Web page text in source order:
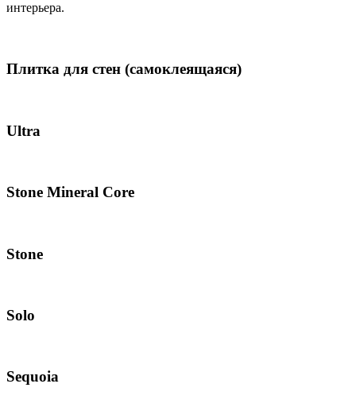
интерьера.
Плитка для стен (самоклеящаяся)
Ultra
Stone Mineral Core
Stone
Solo
Sequoia